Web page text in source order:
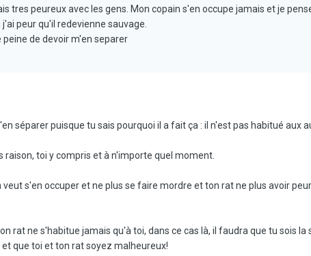
tres peureux avec les gens. Mon copain s'en occupe jamais et je
peur qu'il redevienne sauvage.
de devoir m'en separer
séparer puisque tu sais pourquoi il a fait ça : il n'est pas habitué aux
toi y compris et à n'importe quel moment.
s'en occuper et ne plus se faire mordre et ton rat ne plus avoir
rat ne s'habitue jamais qu'à toi, dans ce cas là, il faudra que tu sois
que toi et ton rat soyez malheureux!